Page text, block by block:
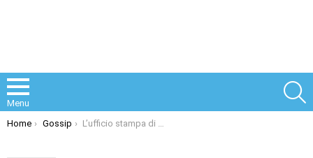
Menu
You are here:
Home Gossip L’ufficio stampa di Maria De Filippi smentisce una notizia circolata negli ultimi giorni